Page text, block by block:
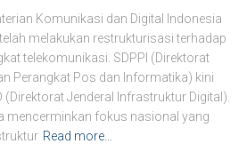
Komunikasi dan Digital Indonesia
melakukan restrukturisasi terhadap
telekomunikasi. SDPPI (Direktorat
Perangkat Pos dan Informatika) kini
(Direktorat Jenderal Infrastruktur Digital).
mencerminkan fokus nasional yang
Read more…